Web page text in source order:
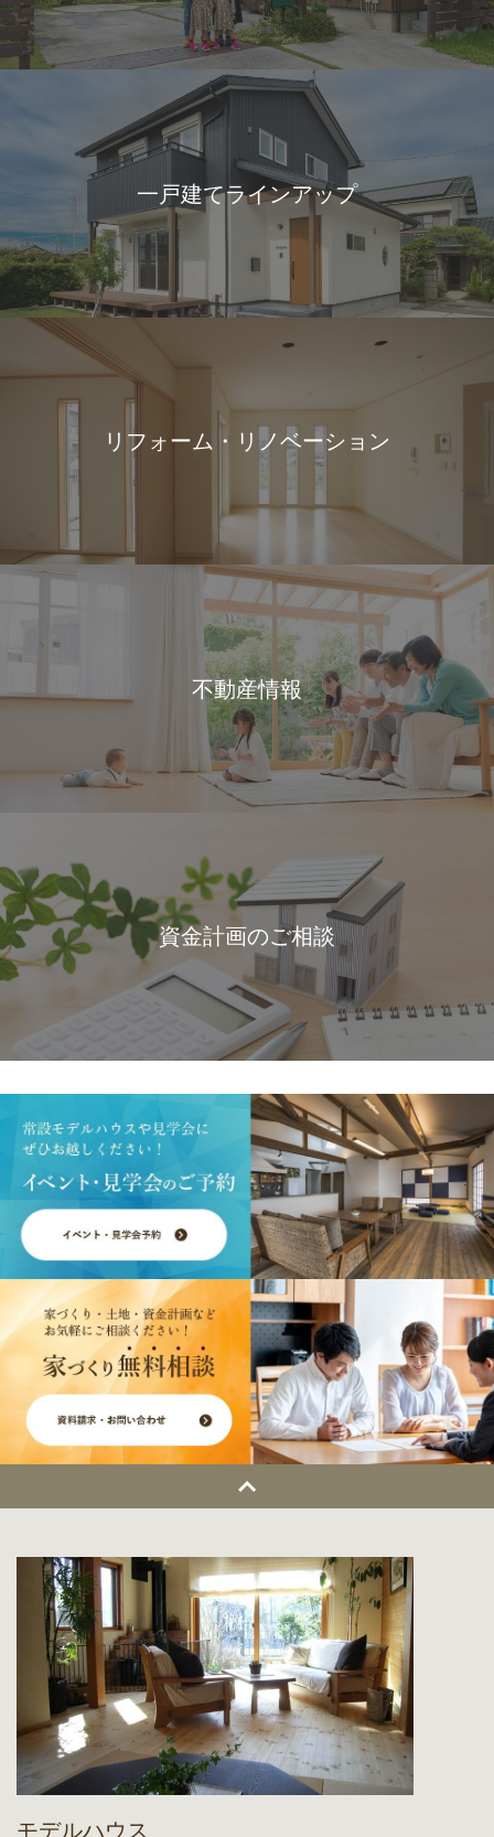
一戸建てラインアップ
リフォーム・リノベーション
不動産情報
資金計画のご相談
モデルハウス